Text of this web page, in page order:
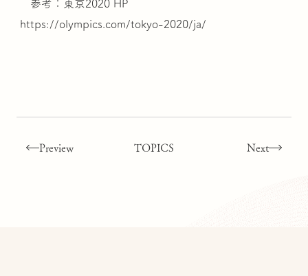
参考：東京2020 HP
https://olympics.com/tokyo-2020/ja/
Preview TOPICS Next